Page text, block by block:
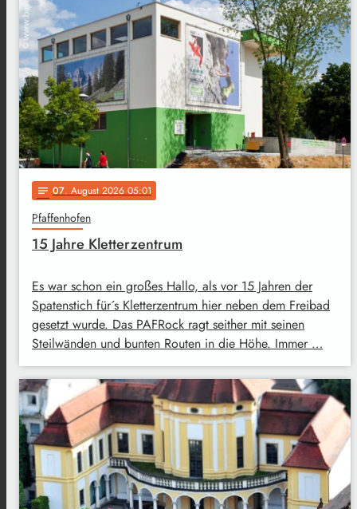
notes 07. August 2026 05:01
Pfaffenhofen
15 Jahre Kletterzentrum
Es war schon ein großes Hallo, als vor 15 Jahren der
Spatenstich für´s Kletterzentrum hier neben dem Freibad
gesetzt wurde. Das PAFRock ragt seither mit seinen
Steilwänden und bunten Routen in die Höhe. Immer …